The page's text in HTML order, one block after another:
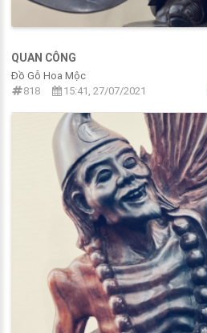
QUAN CÔNG
Đồ Gỗ Hoa Mộc
818
15:41, 27/07/2021